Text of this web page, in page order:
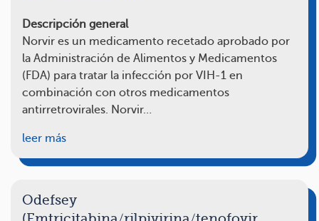
Descripción general
Norvir es un medicamento recetado aprobado por
la Administración de Alimentos y Medicamentos
(FDA) para tratar la infección por VIH-1 en
combinación con otros medicamentos
antirretrovirales. Norvir…
leer más
Odefsey